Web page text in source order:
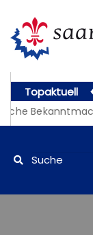
Topaktuell